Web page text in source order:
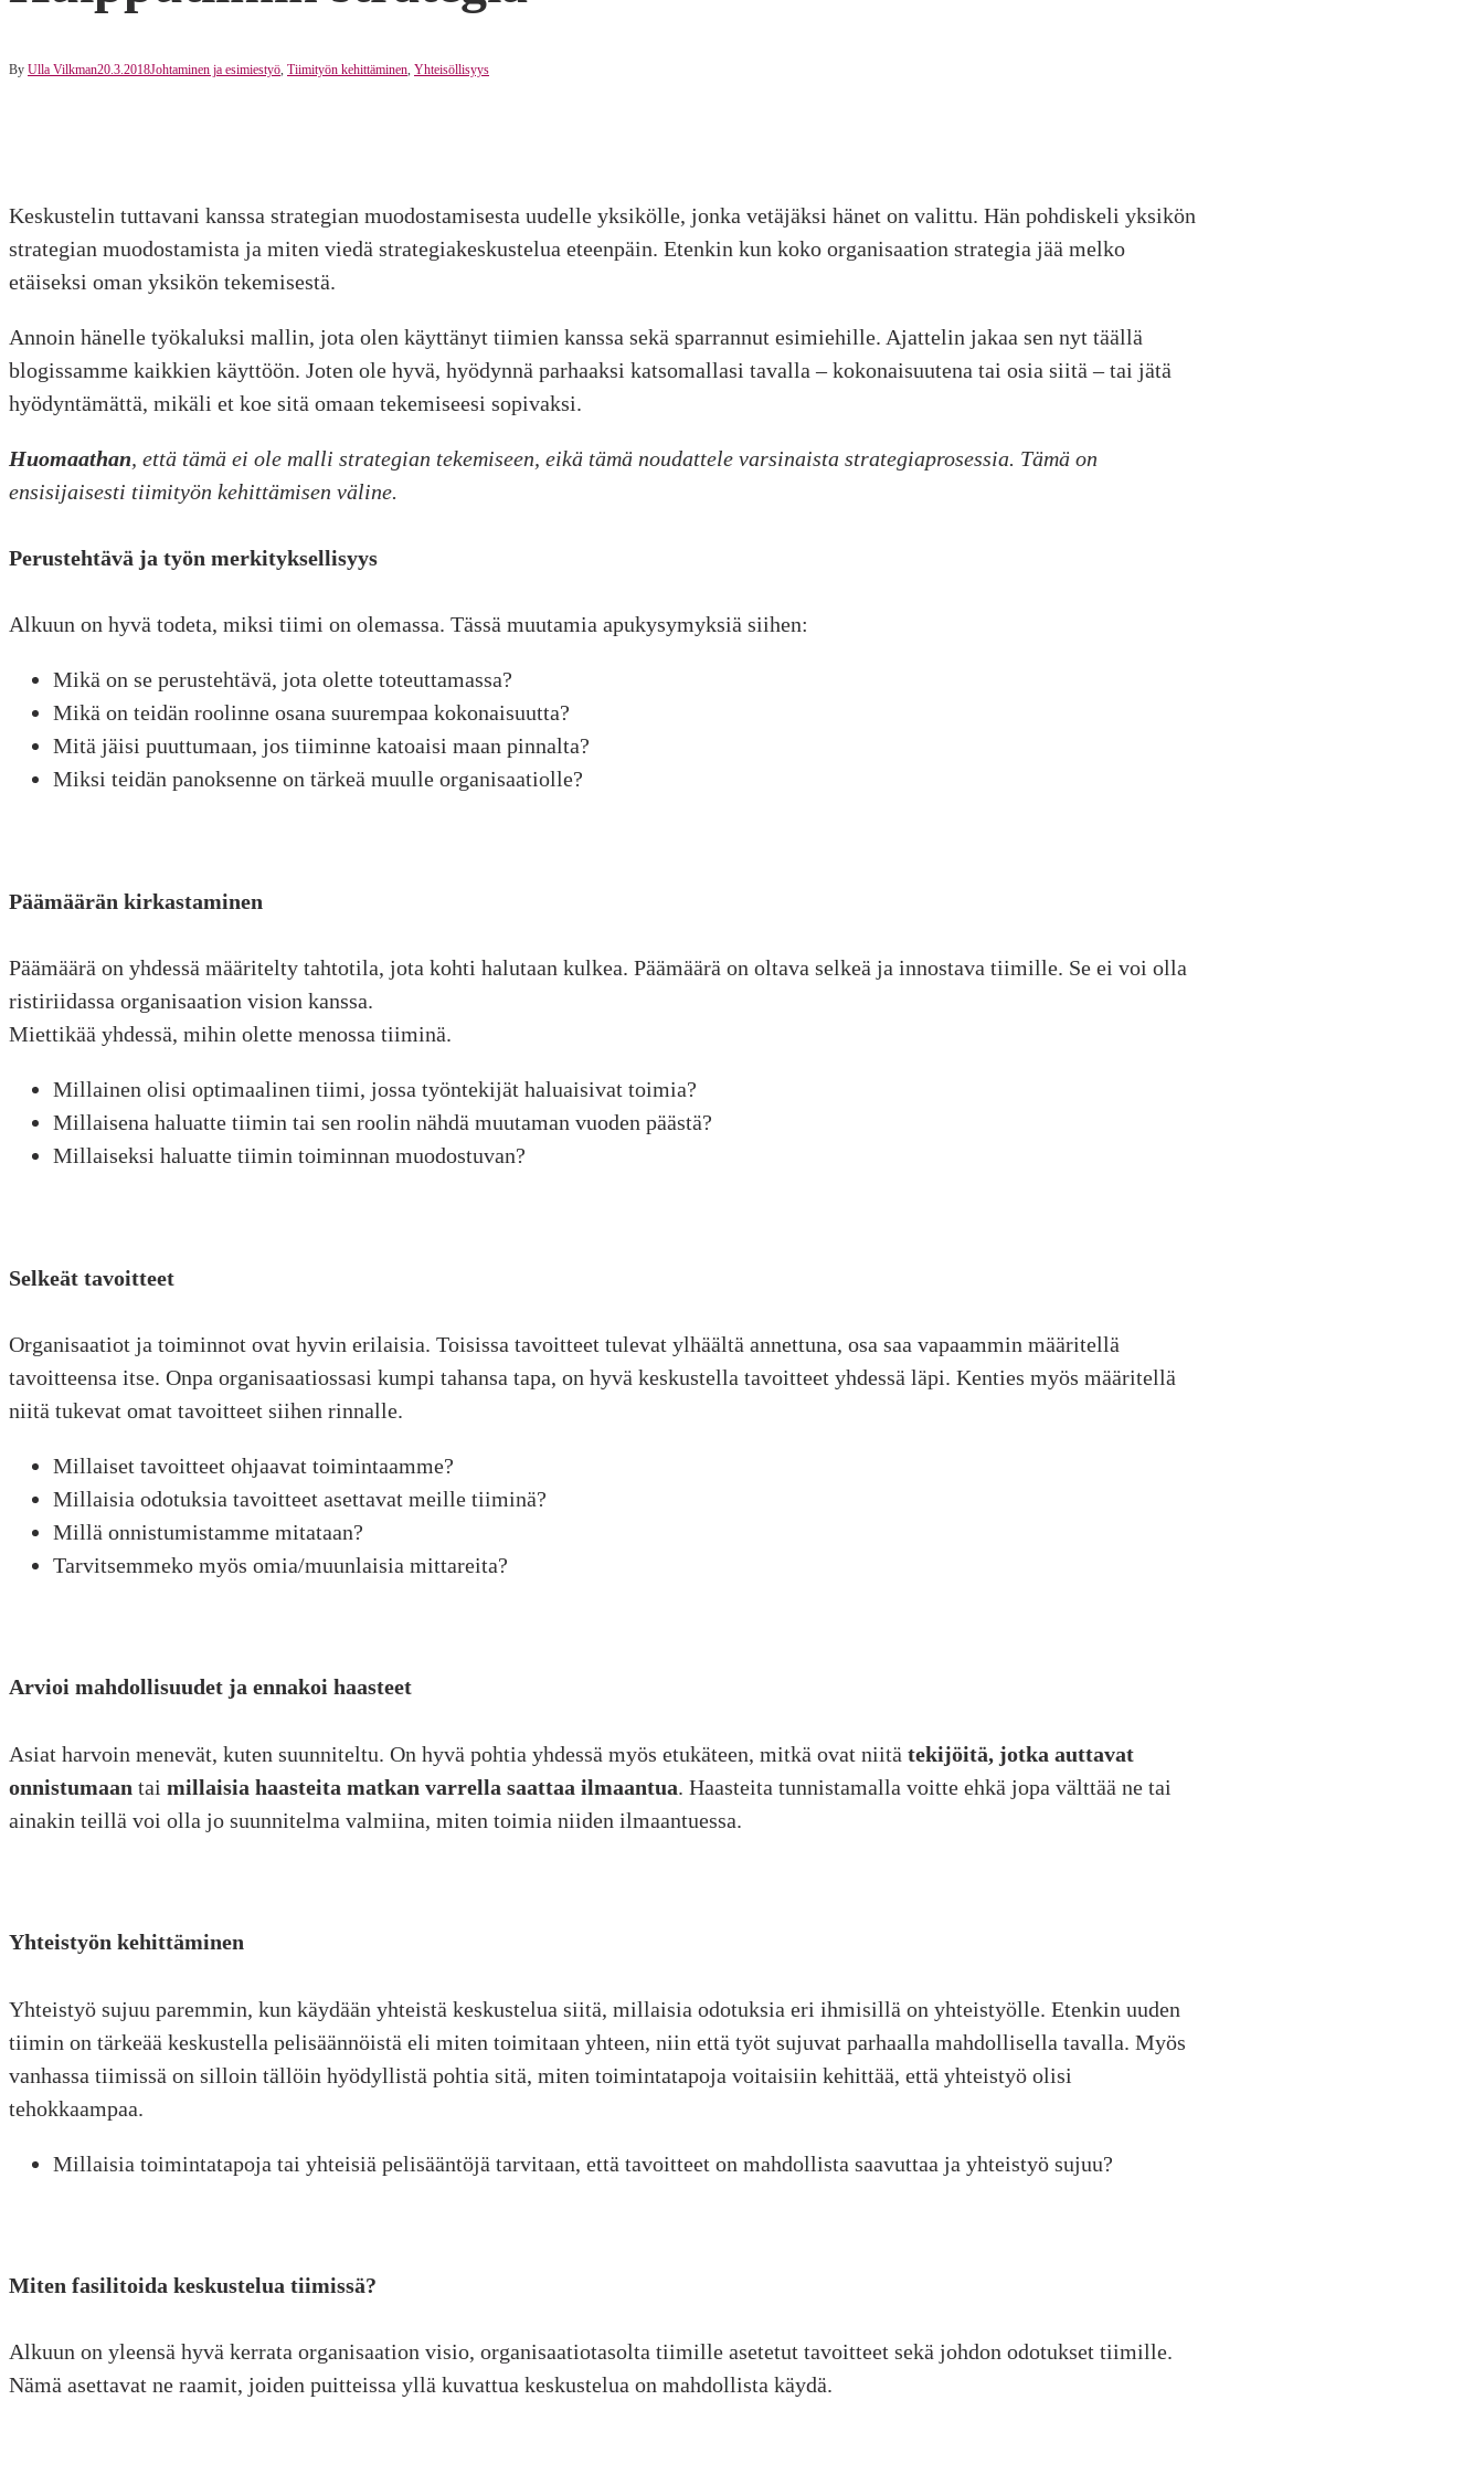
By Ulla Vilkman20.3.2018Johtaminen ja esimiestyö Tiimityön kehittäminen Yhteisöllisyys
Keskustelin tuttavani kanssa strategian muodostamisesta uudelle yksikölle, jonka vetäjäksi hänet on valittu. Hän pohdiskeli yksikön
strategian muodostamista ja miten viedä strategiakeskustelua eteenpäin. Etenkin kun koko organisaation strategia jää melko
etäiseksi oman yksikön tekemisestä.
Annoin hänelle työkaluksi mallin, jota olen käyttänyt tiimien kanssa sekä sparrannut esimiehille. Ajattelin jakaa sen nyt täällä
blogissamme kaikkien käyttöön. Joten ole hyvä, hyödynnä parhaaksi katsomallasi tavalla – kokonaisuutena tai osia siitä – tai jätä
hyödyntämättä, mikäli et koe sitä omaan tekemiseesi sopivaksi.
Huomaathan, että tämä ei ole malli strategian tekemiseen, eikä tämä noudattele varsinaista strategiaprosessia. Tämä on
ensisijaisesti tiimityön kehittämisen väline.
Perustehtävä ja työn merkityksellisyys
Alkuun on hyvä todeta, miksi tiimi on olemassa. Tässä muutamia apukysymyksiä siihen:
Mikä on se perustehtävä, jota olette toteuttamassa?
Mikä on teidän roolinne osana suurempaa kokonaisuutta?
Mitä jäisi puuttumaan, jos tiiminne katoaisi maan pinnalta?
Miksi teidän panoksenne on tärkeä muulle organisaatiolle?
Päämäärän kirkastaminen
Päämäärä on yhdessä määritelty tahtotila, jota kohti halutaan kulkea. Päämäärä on oltava selkeä ja innostava tiimille. Se ei voi olla
ristiriidassa organisaation vision kanssa.
Miettikää yhdessä, mihin olette menossa tiiminä.
Millainen olisi optimaalinen tiimi, jossa työntekijät haluaisivat toimia?
Millaisena haluatte tiimin tai sen roolin nähdä muutaman vuoden päästä?
Millaiseksi haluatte tiimin toiminnan muodostuvan?
Selkeät tavoitteet
Organisaatiot ja toiminnot ovat hyvin erilaisia. Toisissa tavoitteet tulevat ylhäältä annettuna, osa saa vapaammin määritellä
tavoitteensa itse. Onpa organisaatiossasi kumpi tahansa tapa, on hyvä keskustella tavoitteet yhdessä läpi. Kenties myös määritellä
niitä tukevat omat tavoitteet siihen rinnalle.
Millaiset tavoitteet ohjaavat toimintaamme?
Millaisia odotuksia tavoitteet asettavat meille tiiminä?
Millä onnistumistamme mitataan?
Tarvitsemmeko myös omia/muunlaisia mittareita?
Arvioi mahdollisuudet ja ennakoi haasteet
Asiat harvoin menevät, kuten suunniteltu. On hyvä pohtia yhdessä myös etukäteen, mitkä ovat niitä tekijöitä, jotka auttavat
onnistumaan tai millaisia haasteita matkan varrella saattaa ilmaantua. Haasteita tunnistamalla voitte ehkä jopa välttää ne tai
ainakin teillä voi olla jo suunnitelma valmiina, miten toimia niiden ilmaantuessa.
Yhteistyön kehittäminen
Yhteistyö sujuu paremmin, kun käydään yhteistä keskustelua siitä, millaisia odotuksia eri ihmisillä on yhteistyölle. Etenkin uuden
tiimin on tärkeää keskustella pelisäännöistä eli miten toimitaan yhteen, niin että työt sujuvat parhaalla mahdollisella tavalla. Myös
vanhassa tiimissä on silloin tällöin hyödyllistä pohtia sitä, miten toimintatapoja voitaisiin kehittää, että yhteistyö olisi
tehokkaampaa.
Millaisia toimintatapoja tai yhteisiä pelisääntöjä tarvitaan, että tavoitteet on mahdollista saavuttaa ja yhteistyö sujuu?
Miten fasilitoida keskustelua tiimissä?
Alkuun on yleensä hyvä kerrata organisaation visio, organisaatiotasolta tiimille asetetut tavoitteet sekä johdon odotukset tiimille.
Nämä asettavat ne raamit, joiden puitteissa yllä kuvattua keskustelua on mahdollista käydä.